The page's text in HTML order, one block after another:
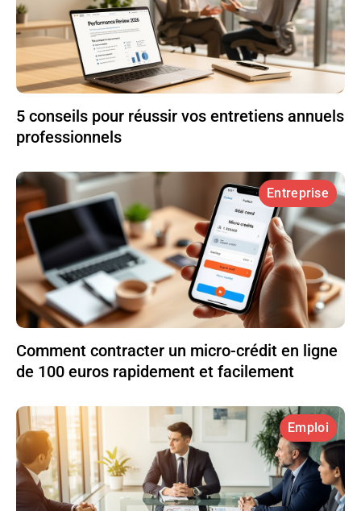
5 conseils pour réussir vos entretiens annuels
professionnels
Entreprise
Comment contracter un micro-crédit en ligne
de 100 euros rapidement et facilement
Emploi